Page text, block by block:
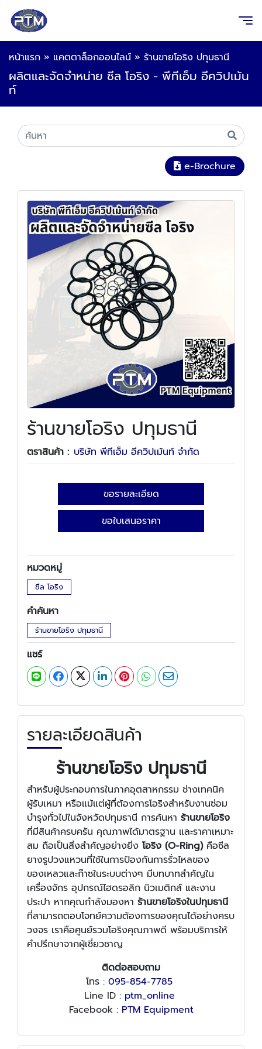
หน้าแรก » แคตตาล็อกออนไลน์ » ร้านขายโอริง ปทุมธานี
ผลิตและจัดจำหน่าย ซีล โอริง - พีทีเอ็ม อีควิปเม้น
ท์
e-Brochure
ร้านขายโอริง ปทุมธานี
ตราสินค้า : บริษัท พีทีเอ็ม อีควิปเม้นท์ จำกัด
ขอรายละเอียด
ขอใบเสนอราคา
หมวดหมู่
ซีล โอริง
คำค้นหา
ร้านขายโอริง ปทุมธานี
แชร์
รายละเอียดสินค้า
ร้านขายโอริง ปทุมธานี
สำหรับผู้ประกอบการในภาคอุตสาหกรรม ช่างเทคนิค
ผู้รับเหมา หรือแม้แต่ผู้ที่ต้องการโอริงสำหรับงานซ่อม
บำรุงทั่วไปในจังหวัดปทุมธานี การค้นหา ร้านขายโอริง
ที่มีสินค้าครบครัน คุณภาพได้มาตรฐาน และราคาเหมาะ
สม ถือเป็นสิ่งสำคัญอย่างยิ่ง โอริง (O-Ring)คือซีล
ยางรูปวงแหวนที่ใช้ในการป้องกันการรั่วไหลของ
ของเหลวและก๊าซในระบบต่างๆ มีบทบาทสำคัญใน
เครื่องจักร อุปกรณ์ไฮดรอลิก นิวเมติกส์ และงาน
ประปา หากคุณกำลังมองหา ร้านขายโอริงในปทุมธานี
ที่สามารถตอบโจทย์ความต้องการของคุณได้อย่างครบ
วงจร เราคือศูนย์รวมโอริงคุณภาพดี พร้อมบริการให้
คำปรึกษาจากผู้เชี่ยวชาญ
ติดต่อสอบถาม
โทร : 095-854-7785
Line ID : ptm_online
Facebook : PTM Equipment